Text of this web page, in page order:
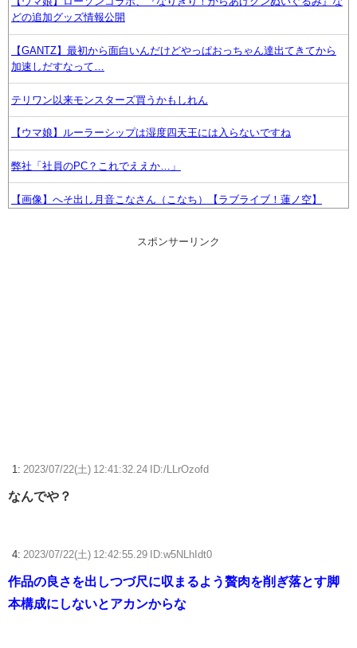
どの追加グッズ情報公開
【GANTZ】最初から面白いんだけどやっぱおっちゃん達出てきてから
加速しだすなって…
テリワン以来モンスターズ買うかもしれん
【ウマ娘】ルーラーシップは湿度四天王には入らないですね
弊社「社員のPC？これでええか…」
【画像】へそ出し月音こなさん（こなち）【ラブライブ！蓮ノ空】
【ウマ娘】ディザイアの謎ポーズ、完全にアレと一致ｗｗｗ
【競馬】G1・2勝 アスコリピチェーノが引退 繁殖入りへ
スポンサーリンク
1: 2023/07/22(土) 12:41:32.24 ID:/LLrOzofd
なんでや？
4: 2023/07/22(土) 12:42:55.29 ID:w5NLhIdt0
作品の良さを出しつづ尺に収まるよう贅肉を削ぎ落とす脚
本構成にしないとアカンからな